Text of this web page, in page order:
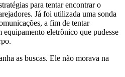
para tentar encontrar o
Já foi utilizada uma sonda
a fim de tentar
eletrônico que pudesse
as buscas. Ele não morava na